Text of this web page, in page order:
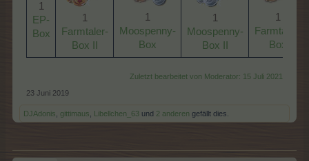
1
EP-
Box
1
Farmtaler-
Box II
1
Moospenny-
Box
1
Moospenny-
Box II
1
Farmtaler-
Box
Zuletzt bearbeitet von Moderator: 15 Juli 2021
23 Juni 2019
DJAdonis gittimaus Libellchen_63 und 2 anderen gefällt dies.